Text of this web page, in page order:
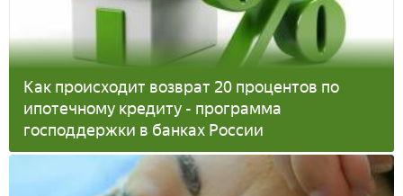
Как происходит возврат 20 процентов по
ипотечному кредиту - программа
господдержки в банках России